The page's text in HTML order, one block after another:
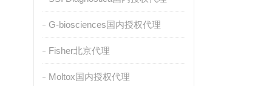
G-biosciences国内授权代理
Fisher北京代理
Moltox国内授权代理